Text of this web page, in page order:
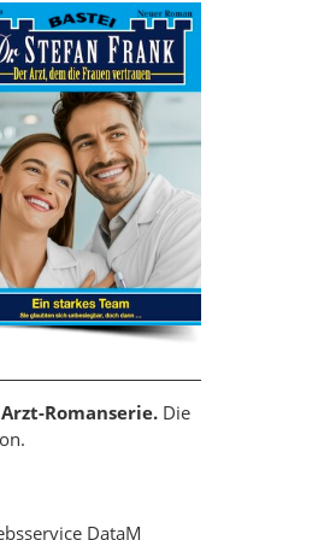
Romanserie.Die
DataM